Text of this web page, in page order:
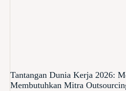
Tantangan Dunia Kerja 2026:
Membutuhkan Mitra